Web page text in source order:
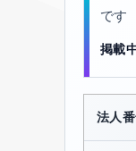
です
掲載
法人